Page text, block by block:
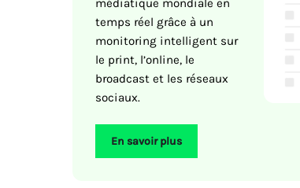
médiatique mondiale en
temps réel grâce à un
monitoring intelligent sur
le print, l’online, le
broadcast et les réseaux
sociaux.
En savoir plus